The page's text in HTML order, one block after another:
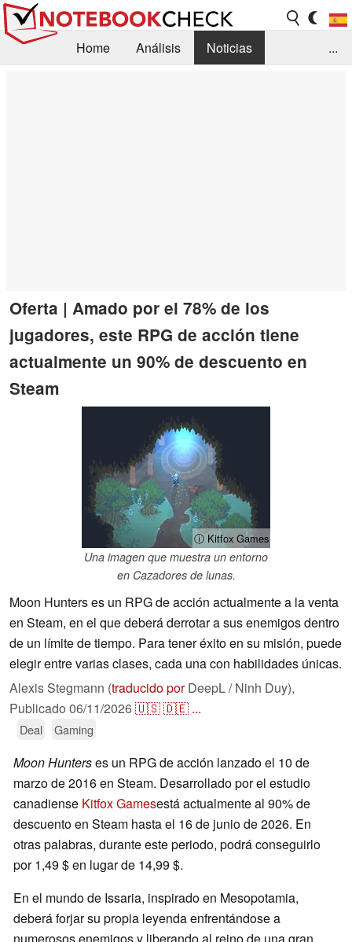
Home Análisis
Noticias
...
Oferta | Amado por el 78% de los
jugadores, este RPG de acción tiene
actualmente un 90% de descuento en
Steam
ⓘ Kitfox Games
Una imagen que muestra un entorno
en Cazadores de lunas.
Moon Hunters es un RPG de acción actualmente a la venta
en Steam, en el que deberá derrotar a sus enemigos dentro
de un límite de tiempo. Para tener éxito en su misión, puede
elegir entre varias clases, cada una con habilidades únicas.
Alexis Stegmann (traducido porDeepL / Ninh Duy),
Publicado 06/11/2026🇺🇸🇩🇪 ...
Deal Gaming
Moon Hunterses un RPG de acción lanzado el 10 de
marzo de 2016 en Steam. Desarrollado por el estudio
canadiense Kitfox Gamesestá actualmente al 90% de
descuento en Steam hasta el 16 de junio de 2026. En
otras palabras, durante este periodo, podrá conseguirlo
por 1,49 $ en lugar de 14,99 $.
En el mundo de Issaria, inspirado en Mesopotamia,
deberá forjar su propia leyenda enfrentándose a